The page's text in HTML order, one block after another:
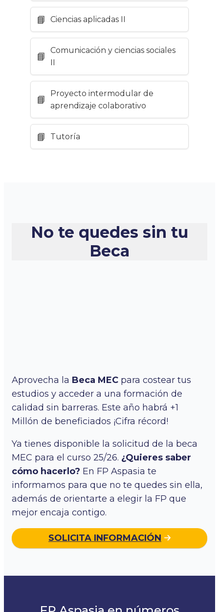
Ciencias aplicadas II
Comunicación y ciencias sociales
Proyecto intermodular de
aprendizaje colaborativo
Tutoría
No te quedes sin tu
Beca
Aprovecha la Beca MEC para costear tus
estudios y acceder a una formación de
calidad sin barreras. Este año habrá +1
Millón de beneficiados ¡Cifra récord!
Ya tienes disponible la solicitud de la beca
MEC para el curso 25/26. ¿Quieres saber
cómo hacerlo? En FP Aspasia te
informamos para que no te quedes sin ella,
además de orientarte a elegir la FP que
mejor encaja contigo.
SOLICITA INFORMACIÓN